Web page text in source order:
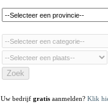
Uw bedrijf gratis aanmelden? Klik